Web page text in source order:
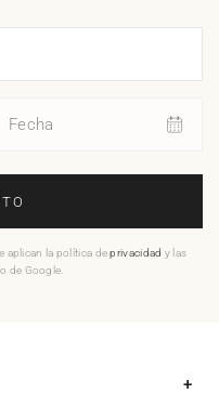
Fecha
aplican la política deprivacidad y las
de Google.